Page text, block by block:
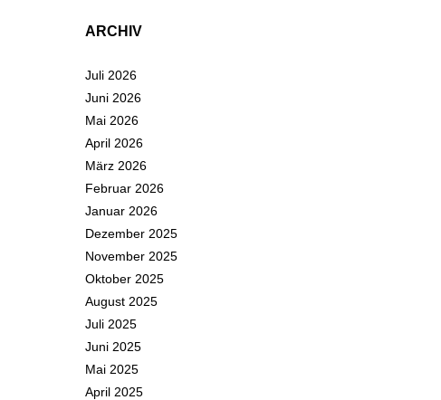
ARCHIV
Juli 2026
Juni 2026
Mai 2026
April 2026
März 2026
Februar 2026
Januar 2026
Dezember 2025
November 2025
Oktober 2025
August 2025
Juli 2025
Juni 2025
Mai 2025
April 2025